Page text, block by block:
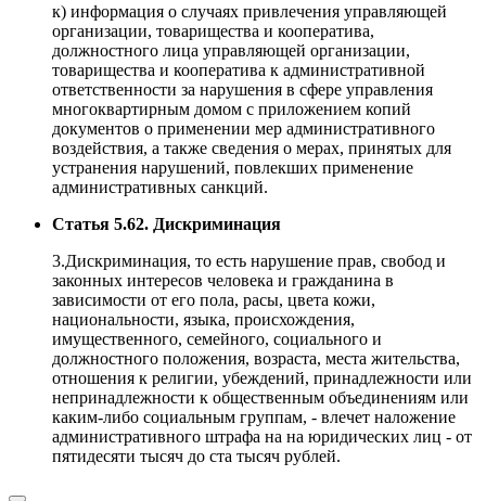
к) информация о случаях привлечения управляющей
организации, товарищества и кооператива,
должностного лица управляющей организации,
товарищества и кооператива к административной
ответственности за нарушения в сфере управления
многоквартирным домом с приложением копий
документов о применении мер административного
воздействия, а также сведения о мерах, принятых для
устранения нарушений, повлекших применение
административных санкций.
Статья 5.62. Дискриминация
3.Дискриминация, то есть нарушение прав, свобод и
законных интересов человека и гражданина в
зависимости от его пола, расы, цвета кожи,
национальности, языка, происхождения,
имущественного, семейного, социального и
должностного положения, возраста, места жительства,
отношения к религии, убеждений, принадлежности или
непринадлежности к общественным объединениям или
каким-либо социальным группам, - влечет наложение
административного штрафа на на юридических лиц - от
пятидесяти тысяч до ста тысяч рублей.